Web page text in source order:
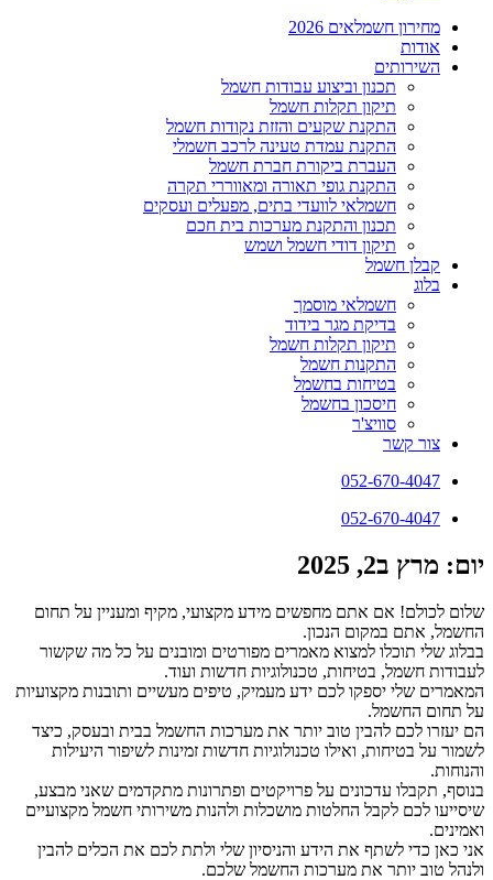
מחירון חשמלאים 2026
אודות
השירותים
תכנון וביצוע עבודות חשמל
תיקון תקלות חשמל
התקנת שקעים והזזת נקודות חשמל
התקנת עמדת טעינה לרכב חשמלי
העברת ביקורת חברת חשמל
התקנת גופי תאורה ומאווררי תקרה
חשמלאי לוועדי בתים, מפעלים ועסקים
תכנון והתקנת מערכות בית חכם
תיקון דודי חשמל ושמש
קבלן חשמל
בלוג
חשמלאי מוסמך
בדיקת מגר בידוד
תיקון תקלות חשמל
התקנות חשמל
בטיחות בחשמל
חיסכון בחשמל
סוויצ'ר
צור קשר
052-670-4047
052-670-4047
יום: מרץ ב2, 2025
שלום לכולם! אם אתם מחפשים מידע מקצועי, מקיף ומעניין על תחום
החשמל, אתם במקום הנכון.
בבלוג שלי תוכלו למצוא מאמרים מפורטים ומובנים על כל מה שקשור
לעבודות חשמל, בטיחות, טכנולוגיות חדשות ועוד.
המאמרים שלי יספקו לכם ידע מעמיק, טיפים מעשיים ותובנות מקצועיות
על תחום החשמל.
הם יעזרו לכם להבין טוב יותר את מערכות החשמל בבית ובעסק, כיצד
לשמור על בטיחות, ואילו טכנולוגיות חדשות זמינות לשיפור היעילות
והנוחות.
בנוסף, תקבלו עדכונים על פרויקטים ופתרונות מתקדמים שאני מבצע,
שיסייעו לכם לקבל החלטות מושכלות ולהנות משירותי חשמל מקצועיים
ואמינים.
אני כאן כדי לשתף את הידע והניסיון שלי ולתת לכם את הכלים להבין
ולנהל טוב יותר את מערכות החשמל שלכם.